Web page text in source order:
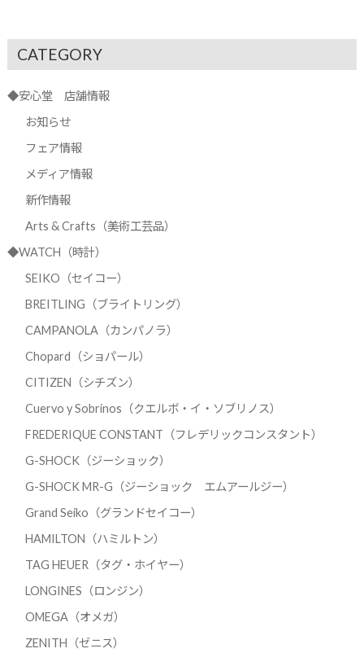
CATEGORY
◆安心堂 店舗情報
お知らせ
フェア情報
メディア情報
新作情報
Arts & Crafts（美術工芸品）
◆WATCH（時計）
SEIKO（セイコー）
BREITLING（ブライトリング）
CAMPANOLA（カンパノラ）
Chopard（ショパール）
CITIZEN（シチズン）
Cuervo y Sobrinos（クエルボ・イ・ソブリノス）
FREDERIQUE CONSTANT（フレデリックコンスタント）
G-SHOCK（ジーショック）
G-SHOCK MR-G（ジーショック エムアールジー）
Grand Seiko（グランドセイコー）
HAMILTON（ハミルトン）
TAG HEUER（タグ・ホイヤー）
LONGINES（ロンジン）
OMEGA（オメガ）
ZENITH（ゼニス）